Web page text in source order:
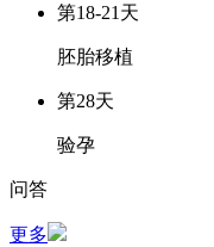
第18-21天
胚胎移植
第28天
验孕
问答
更多